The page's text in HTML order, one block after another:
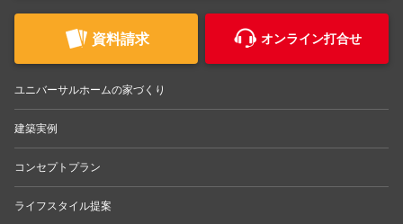
資料請求 オンライン打合せ
ユニバーサルホームの家づくり
建築実例
コンセプトプラン
ライフスタイル提案